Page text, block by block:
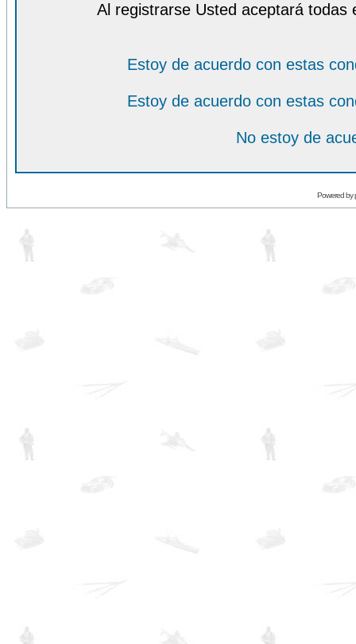
Al registrarse Usted aceptará todas
Estoy de acuerdo con estas
Estoy de acuerdo con estas
No estoy de
Powered by